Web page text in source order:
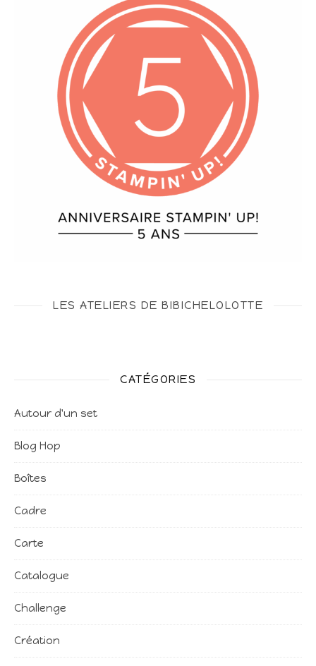
LES ATELIERS DE BIBICHELOLOTTE
CATÉGORIES
Autour d'un set
Blog Hop
Boîtes
Cadre
Carte
Catalogue
Challenge
Création